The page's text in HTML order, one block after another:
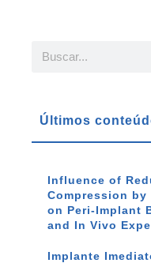
Últimos
Influence of
Compression by
on Peri-Implant
and In Vivo
Implante